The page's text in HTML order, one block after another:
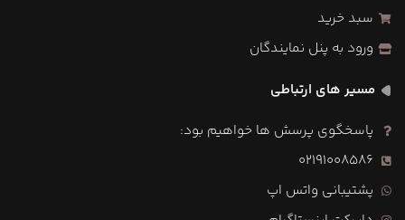
سبد خرید
ورود به پنل نمایندگان
مسیر های ارتباطی
پاسخگوی پرسش ها خواهیم بود:
02191008586
پشتیبانی واتس اپ